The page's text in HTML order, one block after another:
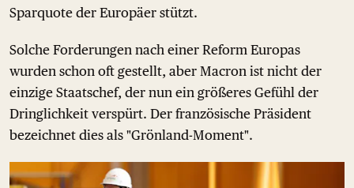
Sparquote der Europäer stützt.
Solche Forderungen nach einer Reform Europas
wurden schon oft gestellt, aber Macron ist nicht der
einzige Staatschef, der nun ein größeres Gefühl der
Dringlichkeit verspürt. Der französische Präsident
bezeichnet dies als "Grönland-Moment".